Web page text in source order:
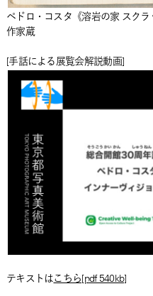
ペドロ・コスタ《溶岩の家 スク
作家蔵
[手話による展覧会解説動画]
テキストはこちら[pdf 540kb]